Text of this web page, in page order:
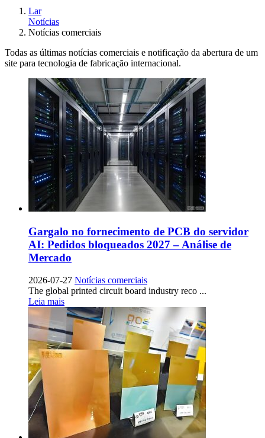
Lar
Notícias
Notícias comerciais
Todas as últimas notícias comerciais e notificação da abertura de um
site para tecnologia de fabricação internacional.
Gargalo no fornecimento de PCB do servidor
AI: Pedidos bloqueados 2027 – Análise de
Mercado
2026-07-27 Notícias comerciais
The global printed circuit board industry reco ...
Leia mais